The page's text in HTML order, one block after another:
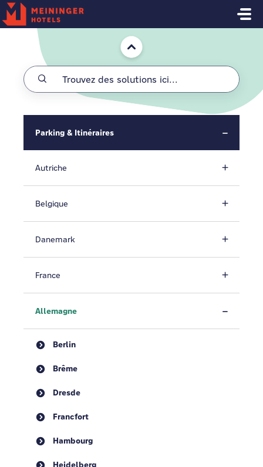
Passer au contenu principal
Accueil
Parking & Itinéraires
Autriche
Belgique
Danemark
France
Allemagne
Berlin
Brême
Dresde
Francfort
Hambourg
Heidelberg